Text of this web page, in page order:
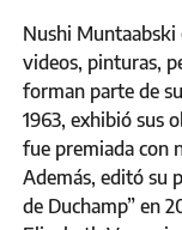
Nushi Muntaabski
videos, pinturas,
forman parte de
1963, exhibió sus
fue premiada con
Además, editó su
de Duchamp” en